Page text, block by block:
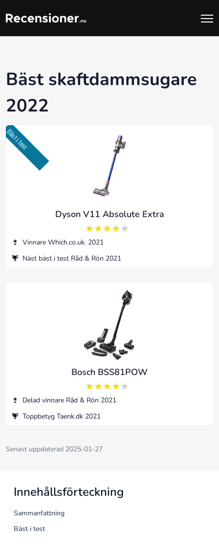
Bäst skaftdammsugare
2022
Bäst i test
Dyson V11 Absolute Extra
4 av 5
Vinnare Which.co.uk. 2021
Näst bäst i test Råd & Rön 2021
Bosch BSS81POW
4 av 5
Delad vinnare Råd & Rön 2021
Toppbetyg Taenk.dk 2021
Senast uppdaterad 2025-01-27
Innehållsförteckning
Sammanfattning
Bäst i test